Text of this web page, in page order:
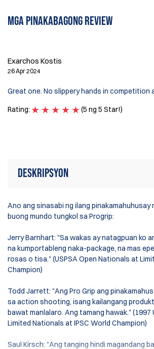
Mga pinakabagong review
Exarchos Kostis
26 Apr 2024
Great one. No slippery hands in competition
Rating:
(5 ng 5 Star!)
Deskripsyon
Ano ang sinasabi ng ilang
buong mundo tungkol sa Progrip:
Jerry Barnhart: "Sa wakas ay natagpuan ko
na kumportableng naka-package, na mas
rosas o tisa." (USPSA Open Nationals at
Champion)
Todd Jarrett: "Ang Pro Grip ang
sa action shooting, isang kailangang
bawat manlalaro. Ang tamang hawak." (1997
Limited Nationals at IPSC World Champion)
Saul Kirsch: "Ang tanging hindi magandang